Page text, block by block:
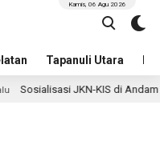
Tapanuli Utara
Kamis, 06 Agu 2026
JKN-KIS di Andam Dewi,